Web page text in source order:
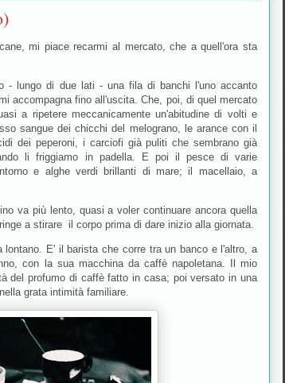
mi piace recarmi al mercato, che a quell'ora sta
- lungo di due lati - una fila di banchi l'uno accanto
accompagna fino all'uscita. Che, poi, di quel mercato
a ripetere meccanicamente un'abitudine di volti e
sangue dei chicchi del melograno, le arance con il
dei peperoni, i carciofi già puliti che sembrano già
li friggiamo in padella. E poi il pesce di varie
e alghe verdi brillanti di mare; il macellaio, a
va più lento, quasi a voler continuare ancora quella
a stirare il corpo prima di dare inizio alla giornata.
E' il barista che corre tra un banco e l'altro, a
con la sua macchina da caffè napoletana. Il mio
del profumo di caffè fatto in casa; poi versato in una
grata intimità familiare.